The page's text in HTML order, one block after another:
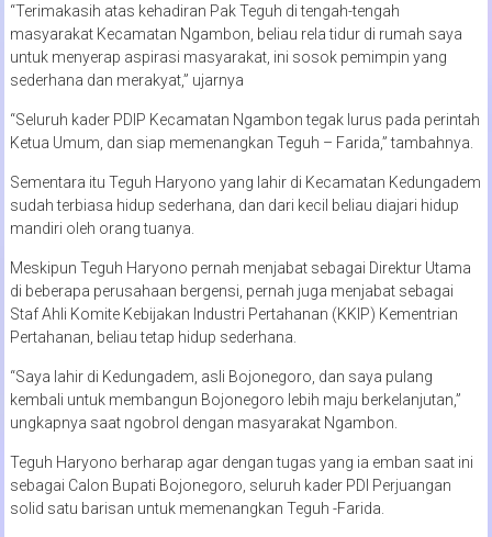
“Terimakasih atas kehadiran Pak Teguh di tengah-tengah
masyarakat Kecamatan Ngambon, beliau rela tidur di rumah saya
untuk menyerap aspirasi masyarakat, ini sosok pemimpin yang
sederhana dan merakyat,” ujarnya
“Seluruh kader PDIP Kecamatan Ngambon tegak lurus pada perintah
Ketua Umum, dan siap memenangkan Teguh – Farida,” tambahnya.
Sementara itu Teguh Haryono yang lahir di Kecamatan Kedungadem
sudah terbiasa hidup sederhana, dan dari kecil beliau diajari hidup
mandiri oleh orang tuanya.
Meskipun Teguh Haryono pernah menjabat sebagai Direktur Utama
di beberapa perusahaan bergensi, pernah juga menjabat sebagai
Staf Ahli Komite Kebijakan Industri Pertahanan (KKIP) Kementrian
Pertahanan, beliau tetap hidup sederhana.
“Saya lahir di Kedungadem, asli Bojonegoro, dan saya pulang
kembali untuk membangun Bojonegoro lebih maju berkelanjutan,”
ungkapnya saat ngobrol dengan masyarakat Ngambon.
Teguh Haryono berharap agar dengan tugas yang ia emban saat ini
sebagai Calon Bupati Bojonegoro, seluruh kader PDI Perjuangan
solid satu barisan untuk memenangkan Teguh -Farida.